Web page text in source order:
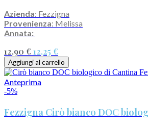
Azienda: Fezzigna
Provenienza: Melissa
Annata:
12,90 € 12,25 €
Aggiungi al carrello
Anteprima
-5%
Fezzigna Cirò bianco DOC